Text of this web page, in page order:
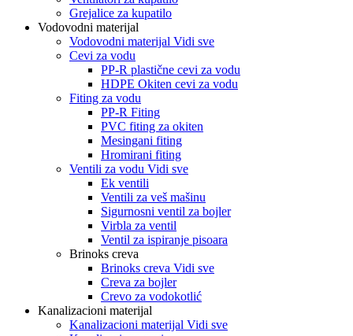
Grejalice za kupatilo
Vodovodni materijal
Vodovodni materijal Vidi sve
Cevi za vodu
PP-R plastične cevi za vodu
HDPE Okiten cevi za vodu
Fiting za vodu
PP-R Fiting
PVC fiting za okiten
Mesingani fiting
Hromirani fiting
Ventili za vodu Vidi sve
Ek ventili
Ventili za veš mašinu
Sigurnosni ventil za bojler
Virbla za ventil
Ventil za ispiranje pisoara
Brinoks creva
Brinoks creva Vidi sve
Creva za bojler
Crevo za vodokotlić
Kanalizacioni materijal
Kanalizacioni materijal Vidi sve